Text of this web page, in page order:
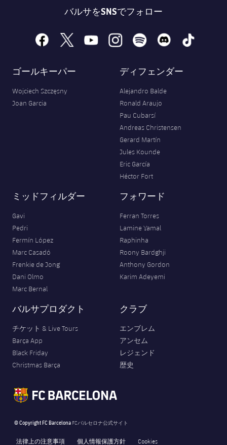
バルサをSNSでフォロー
facebook
x youtubeinstagramspotify discord tiktok
ゴールキーパー
Wojciech Szczęsny
Joan Garcia
ディフェンダー
Alejandro Balde
Ronald Araujo
Pau Cubarsí
Andreas Christensen
Gerard Martín
Jules Kounde
Eric García
Héctor Fort
ミッドフィルダー
Gavi
Pedri
Fermín López
Marc Casadó
Frenkie de Jong
Dani Olmo
Marc Bernal
フォワード
Ferran Torres
Lamine Yamal
Raphinha
Roony Bardghji
Anthony Gordon
Karim Adeyemi
バルサプロダクト
チケット & Live Tours
Barça App
Black Friday
Christmas Barça
クラブ
エンブレム
アンセム
レジェンド
歴史
© Copyright FC Barcelona FCバルセロナ公式サイト
法律上の注意事項 個人情報保護方針 Cookies